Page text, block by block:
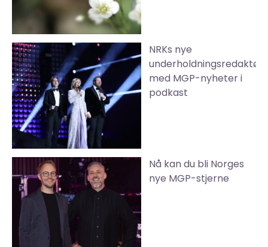
NRKs nye
underholdningsredaktør
med MGP-nyheter i
podkast
Nå kan du bli Norges
nye MGP-stjerne